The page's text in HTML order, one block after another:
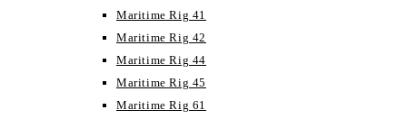
Maritime Rig 41
Maritime Rig 42
Maritime Rig 44
Maritime Rig 45
Maritime Rig 61